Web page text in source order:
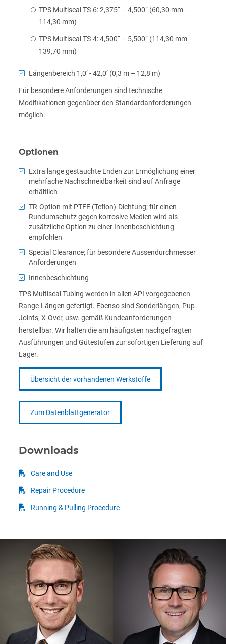
TPS Multiseal TS-6: 2,375“ – 4,500“ (60,30 mm –
114,30 mm)
TPS Multiseal TS-4: 4,500“ – 5,500“ (114,30 mm –
139,70 mm)
Längenbereich 1,0‘ - 42,0‘ (0,3 m – 12,8 m)
Für besondere Anforderungen sind technische
Modifikationen gegenüber den Standardanforderungen
möglich.
Optionen
Extra lange gestauchte Enden zur Ermöglichung einer
mehrfache Nachschneidbarkeit sind auf Anfrage
erhältlich
TR-Option mit PTFE (Teflon)-Dichtung; für einen
Rundumschutz gegen korrosive Medien wird als
zusätzliche Option zu einer Innenbeschichtung
empfohlen
Special Clearance; für besondere Aussendurchmesser
Anforderungen
Innenbeschichtung
TPS Multiseal Tubing werden in allen API vorgegebenen
Range-Längen gefertigt. Ebenso sind Sonderlängen, Pup-
Joints, X-Over, usw. gemäß Kundeanforderungen
herstellbar. Wir halten die am häufigsten nachgefragten
Ausführungen und Gütestufen zur sofortigen Lieferung auf
Lager.
Übersicht der vorhandenen Werkstoffe
Zum Datenblattgenerator
Downloads
Care and Use
Repair Procedure
Running & Pulling Procedure